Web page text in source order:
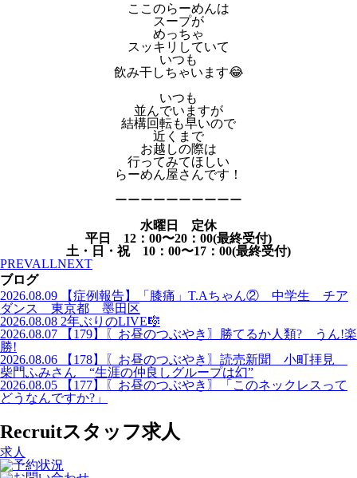
ここのらーめんは
スープが
めっちゃ
スッキリしていて
いつも
飲み干しちゃいます😂
いつも
並んでいますが
結構回転も早いので
近くまで
お越しの際は
行ってみてほしい
らーめん屋さんです！
ーーーーーーーーーー
水曜日 定休
平日 12：00〜20：00(最終受付)
土・日・祝 10：00〜17：00(最終受付)
PREVALLNEXT
ブログ
2026.08.09
【症例報告】「膝痛」T.Aちゃん② 中学生 チア
ダンス 東京都 墨田区
2026.08.08 2年ぶりのLIVE🎼
2026.08.07
【179】〖お昼のつぶやき〗勝てるか人類? うん!楽
勝!
2026.08.06
【178】〖お昼のつぶやき〗読売新聞 小町拝見
柴門ふみさん “生涯の仲良しグループは幻”
2026.08.05
【177】〖お昼のつぶやき〗「このネックレスって
どうなんですか?」
Recruitスタッフ求人
求人